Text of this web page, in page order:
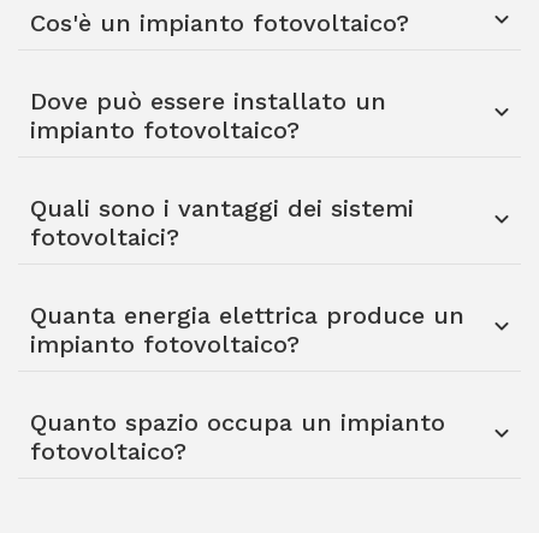
Cos'è un impianto fotovoltaico?
Dove può essere installato un
impianto fotovoltaico?
Quali sono i vantaggi dei sistemi
fotovoltaici?
Quanta energia elettrica produce un
impianto fotovoltaico?
Quanto spazio occupa un impianto
fotovoltaico?